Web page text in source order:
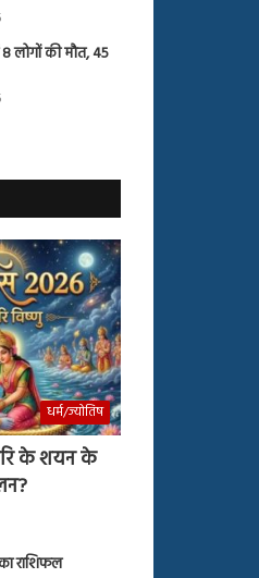
लोगों की मौत, 45
धर्म/ज्योतिष
के शयन के
राशिफल